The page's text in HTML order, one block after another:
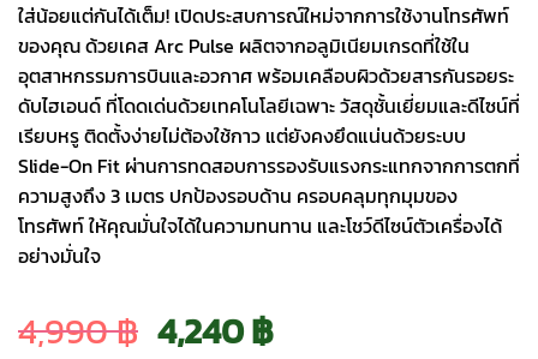
ใส่น้อยแต่กันได้เต็ม! เปิดประสบการณ์ใหม่จากการใช้งานโทรศัพท์
ของคุณ ด้วยเคส Arc Pulse ผลิตจากอลูมิเนียมเกรดที่ใช้ใน
อุตสาหกรรมการบินและอวกาศ พร้อมเคลือบผิวด้วยสารกันรอยระ
ดับไฮเอนด์ ที่โดดเด่นด้วยเทคโนโลยีเฉพาะ วัสดุชั้นเยี่ยมและดีไซน์ที่
เรียบหรู ติดตั้งง่ายไม่ต้องใช้กาว แต่ยังคงยึดแน่นด้วยระบบ
Slide-On Fit ผ่านการทดสอบการรองรับแรงกระแทกจากการตกที่
ความสูงถึง 3 เมตร ปกป้องรอบด้าน ครอบคลุมทุกมุมของ
โทรศัพท์ ให้คุณมั่นใจได้ในความทนทาน และโชว์ดีไซน์ตัวเครื่องได้
อย่างมั่นใจ
4,990฿ Original
4,240฿Current